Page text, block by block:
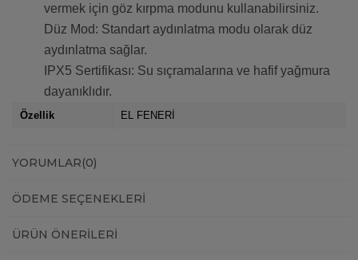
vermek için göz kırpma modunu kullanabilirsiniz.
Düz Mod: Standart aydınlatma modu olarak düz
aydınlatma sağlar.
IPX5 Sertifikası: Su sıçramalarına ve hafif yağmura
dayanıklıdır.
Özellik EL FENERİ
YORUMLAR(0)
ÖDEME SEÇENEKLERI
ÜRÜN ÖNERILERI